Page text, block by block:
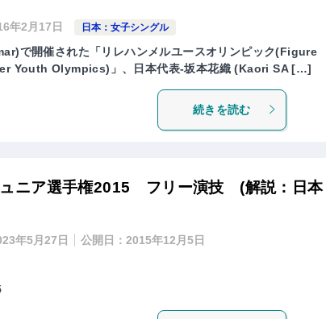
年2月17日 日本：女子シングル
で開催された「リレハンメルユースオリンピック(Figure
Youth Olympics)」、日本代表-坂本花織 (Kaori SA […]
続きを読む
ニア選手権2015 フリー演技 (解説：日本
年5月27日 公開日：2015年12月5日